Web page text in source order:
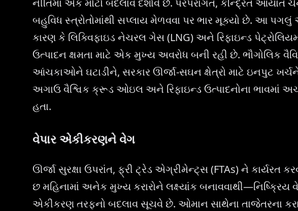
બહુવિધ સ્ત્રોતોમાંથી સપ્લાય મેળવવા પર ભાર મૂક્યો છે. આ પગલું
કારણ કે લિક્વિફાઇડ નેચરલ ગેસ (LNG) અને રિફાઇન્ડ
ઉત્પાદન ક્ષમતા માટે એક મુખ્ય અવરોધ બની રહી છે. ભૌગોલિક
આંચકાઓને ઘટાડીને, સરકાર ઊર્જા-સઘન ક્ષેત્રો માટે ઇનપુટ
અગાઉ વૈશ્વિક ક્રૂડ ઓઇલ અને રિફાઇન્ડ ઉત્પાદનોના ભાવમાં
હતા.
વેપાર એકીકરણને વેગ
ઊર્જા સુરક્ષા ઉપરાંત, ફ્રી ટ્રેડ એગ્રીમેન્ટ્સ (FTAs) ને
છ મહિનામાં અનેક મુખ્ય કરારોને લક્ષ્યાંક બનાવવાથી—નિષ્ક્રિય
એકીકરણ તરફનો બદલાવ સૂચવે છે. ઓમાન સાથેના તાજેતરના